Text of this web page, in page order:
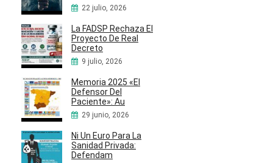
22 julio, 2026
La FADSP Rechaza El
Proyecto De Real
Decreto
9 julio, 2026
Memoria 2025 «El
Defensor Del
Paciente»: Au
29 junio, 2026
Ni Un Euro Para La
Sanidad Privada:
Defendam